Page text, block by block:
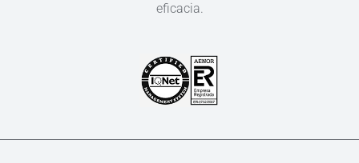
eficacia.